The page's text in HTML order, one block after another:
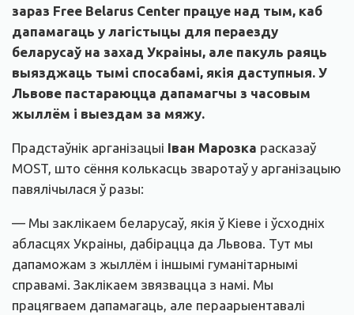
зараз Free Belarus Center працуе над тым, каб
дапамагаць у лагістыцы для пераезду
беларусаў на захад Украіны, але пакуль раяць
выязджаць тымі спосабамі, якія даступныя. У
Львове пастараюцца дапамагчы з часовым
жыллём і выездам за мяжу.
Прадстаўнік арганізацыі Іван Марозка расказаў
MOST, што сёння колькасць зваротаў у арганізацыю
павялічылася ў разы:
— Мы заклікаем беларусаў, якія ў Кіеве і ўсходніх
абласцях Украіны, дабірацца да Львова. Тут мы
дапаможам з жыллём і іншымі гуманітарнымі
справамі. Заклікаем звязвацца з намі. Мы
працягваем дапамагаць, але пераарыентавалі